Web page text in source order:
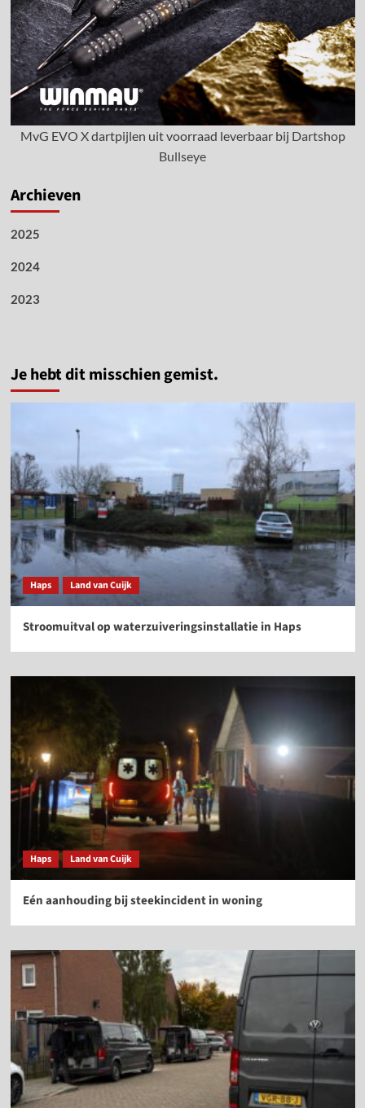
MvG EVO X dartpijlen uit voorraad leverbaar bij Dartshop
Bullseye
Archieven
2025
2024
2023
Je hebt dit misschien gemist.
Haps Land van Cuijk
Stroomuitval op waterzuiveringsinstallatie in Haps
Haps Land van Cuijk
Eén aanhouding bij steekincident in woning